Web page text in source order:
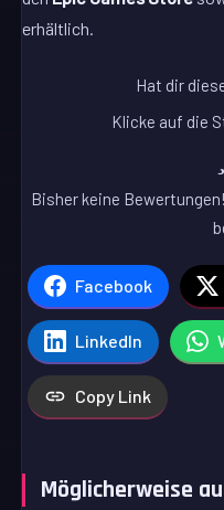
erhältlich.
Hat dir
Klicke auf die
Bisher keine
Facebook
LinkedIn
Copy Link
Möglicherweise